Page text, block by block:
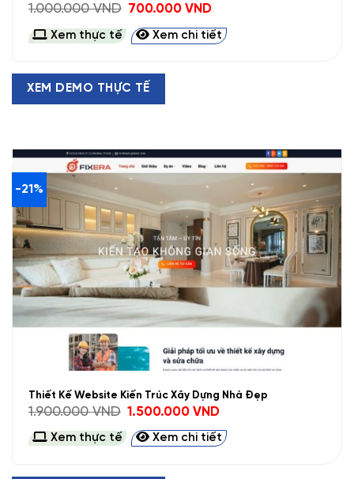
1.000.000VND
Giá
là:
1.000.000 VND.
700.000VNDGiá
tại
là:
700.000 VND.
Xem thực tế Xem chi tiết
XEM DEMO THỰC TẾ
-21%
Thiết Kế Website Kiến Trúc Xây Dựng Nhà Đẹp
1.900.000VND Giá
gốc
là:
1.900.000 VND.
1.500.000VNDGiá
tại
là:
Xem thực tế Xem chi tiết